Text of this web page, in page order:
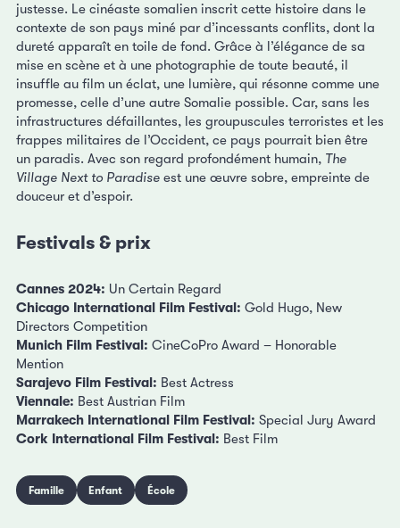
justesse. Le cinéaste somalien inscrit cette histoire dans le
contexte de son pays miné par d’incessants conflits, dont la
dureté apparaît en toile de fond. Grâce à l’élégance de sa
mise en scène et à une photographie de toute beauté, il
insuffle au film un éclat, une lumière, qui résonne comme une
promesse, celle d’une autre Somalie possible. Car, sans les
infrastructures défaillantes, les groupuscules terroristes et les
frappes militaires de l’Occident, ce pays pourrait bien être
un paradis. Avec son regard profondément humain, The
Village Next to Paradise est une œuvre sobre, empreinte de
douceur et d’espoir.
Festivals & prix
Cannes 2024: Un Certain Regard
Chicago International Film Festival: Gold Hugo, New
Directors Competition
Munich Film Festival: CineCoPro Award – Honorable
Mention
Sarajevo Film Festival: Best Actress
Viennale: Best Austrian Film
Marrakech International Film Festival: Special Jury Award
Cork International Film Festival: Best Film
Famille Enfant École